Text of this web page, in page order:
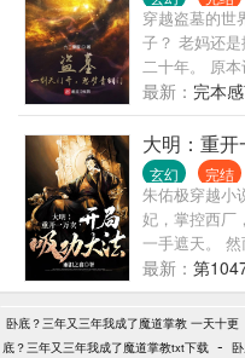
肉。” …… 可
高深莫测的神
哎呀……好羞
击作者名，皆
穿越盗墓的世
子？ 老妈还
二十年。 原
活，可看着老
低调打卡二十
铜门不欢迎我
切阻碍吧！” “
开始，后续设
下、哈利波特
移步正文。）
最新： 完本
大明：重
玄幻 完结
朱佑极穿越小
妃，掌控西厂
一手遮天。
的产物，是万
佑极获得了系
功法！他花费
了天胡开局！
最新： 第
卧底？三年又三年我成了魔道掌教 一天十更
底？三年又三年我成了魔道掌教txt下载 -